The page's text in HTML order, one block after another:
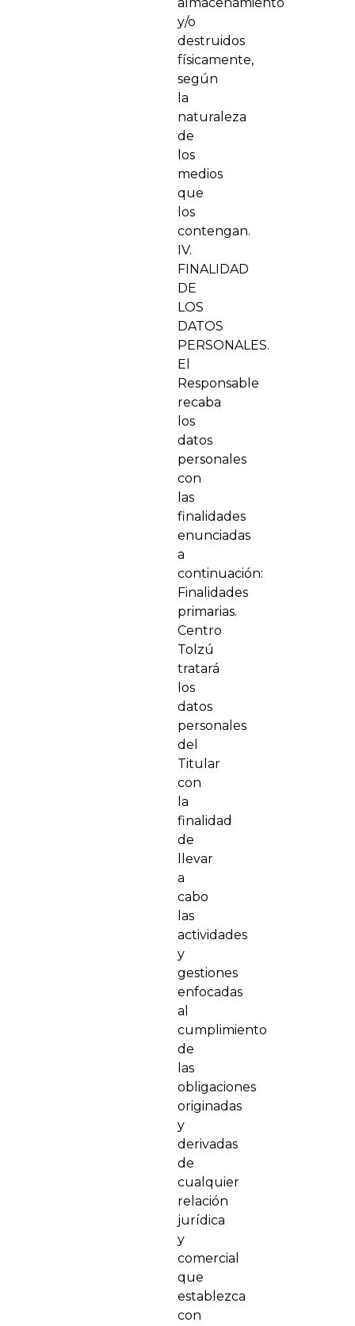
y/o
destruidos
físicamente,
según
la
naturaleza
de
los
medios
que
los
contengan.
IV.
FINALIDAD
DE
LOS
DATOS
PERSONALES.
El
Responsable
recaba
los
datos
personales
con
las
finalidades
enunciadas
a
continuación:
Finalidades
primarias.
Centro
Tolzú
tratará
los
datos
personales
del
Titular
con
la
finalidad
de
llevar
a
cabo
las
actividades
y
gestiones
enfocadas
al
cumplimiento
de
las
obligaciones
originadas
y
derivadas
de
cualquier
relación
jurídica
y
comercial
que
establezca
con